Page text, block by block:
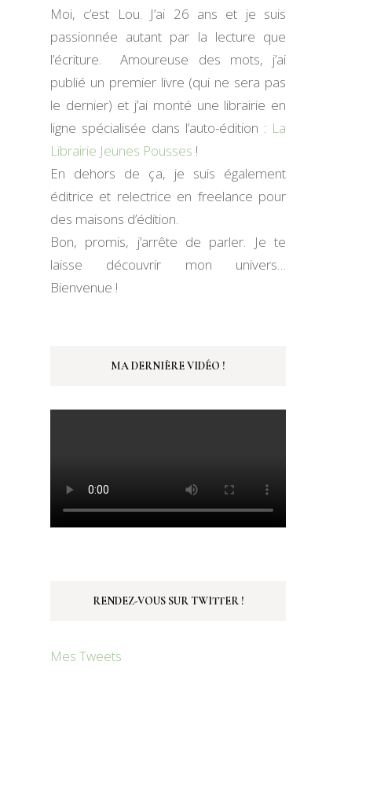
Moi, c’est Lou. J’ai 26 ans et je suis
passionnée autant par la lecture que
l’écriture. Amoureuse des mots, j’ai
publié un premier livre (qui ne sera pas
le dernier) et j’ai monté une librairie en
ligne spécialisée dans l’auto-édition : La
Librairie Jeunes Pousses !
En dehors de ça, je suis également
éditrice et relectrice en freelance pour
des maisons d’édition.
Bon, promis, j’arrête de parler. Je te
laisse découvrir mon univers…
Bienvenue !
MA DERNIÈRE VIDÉO !
RENDEZ-VOUS SUR TWITTER !
Mes Tweets